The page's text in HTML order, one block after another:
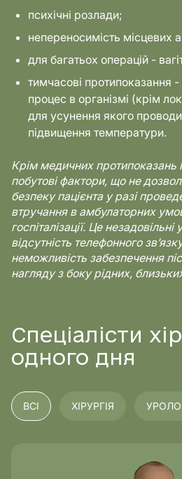
психічні розлади;
непереносимість місцевих
для багатьох операцій -
тимчасові протипоказання
процес в організмі (крім
для усунення якого
підвищення температури.
Крім медичних протипоказань
побутові фактори, що не
безпеку пацієнта у разі
втручання в амбулаторних
госпіталізації. Це
відсутність телефонного
неможливість забезпечення
нагляду з боку рідних,
Спеціалісти
одного дня
ВСІ ХІРУРГІЯ